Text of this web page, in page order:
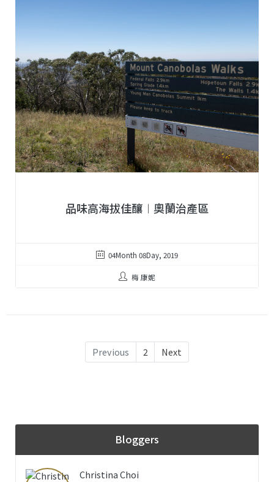
品味高海拔佳釀︱奧蘭治產區
04Month 08Day, 2019
梅 康妮
Previous 2 Next
Bloggers
Christina Choi